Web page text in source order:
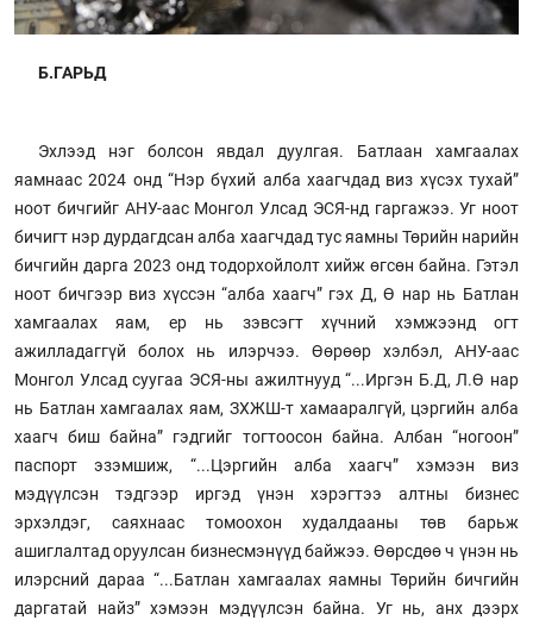
Б.ГАРЬД
Эхлээд нэг болсон явдал дуулгая. Батлаан хамгаалах
яамнаас 2024 онд “Нэр бүхий алба хаагчдад виз хүсэх тухай”
ноот бичгийг АНУ-аас Монгол Улсад ЭСЯ-нд гаргажээ. Уг ноот
бичигт нэр дурдагдсан алба хаагчдад тус яамны Төрийн нарийн
бичгийн дарга 2023 онд тодорхойлолт хийж өгсөн байна. Гэтэл
ноот бичгээр виз хүссэн “алба хаагч” гэх Д, Ө нар нь Батлан
хамгаалах яам, ер нь зэвсэгт хүчний хэмжээнд огт
ажилладаггүй болох нь илэрчээ. Өөрөөр хэлбэл, АНУ-аас
Монгол Улсад суугаа ЭСЯ-ны ажилтнууд “...Иргэн Б.Д, Л.Ө нар
нь Батлан хамгаалах яам, ЗХЖШ-т хамааралгүй, цэргийн алба
хаагч биш байна” гэдгийг тогтоосон байна. Албан “ногоон”
паспорт эзэмшиж, “...Цэргийн алба хаагч” хэмээн виз
мэдүүлсэн тэдгээр иргэд үнэн хэрэгтээ алтны бизнес
эрхэлдэг, саяхнаас томоохон худалдааны төв барьж
ашиглалтад оруулсан бизнесмэнүүд байжээ. Өөрсдөө ч үнэн нь
илэрсний дараа “...Батлан хамгаалах яамны Төрийн бичгийн
даргатай найз” хэмээн мэдүүлсэн байна. Уг нь, анх дээрх